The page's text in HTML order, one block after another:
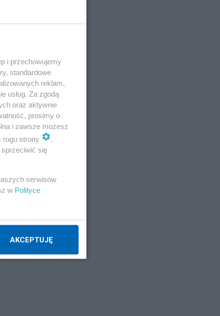
i przechowujemy
standardowe
reklam,
usług. Za zgodą
oraz aktywnie
prosimy o
i zawsze możesz
rogu strony
się
serwisów
w Polityce
AKCEPTUJĘ